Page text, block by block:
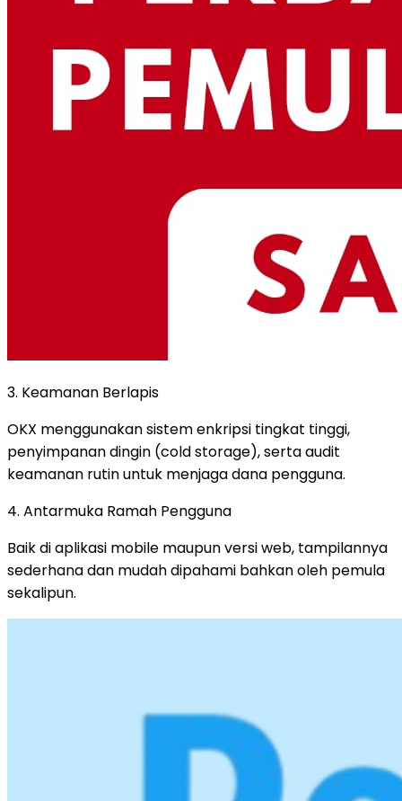
3. Keamanan Berlapis
OKX menggunakan sistem enkripsi tingkat tinggi,
penyimpanan dingin (cold storage), serta audit
keamanan rutin untuk menjaga dana pengguna.
4. Antarmuka Ramah Pengguna
Baik di aplikasi mobile maupun versi web, tampilannya
sederhana dan mudah dipahami bahkan oleh pemula
sekalipun.